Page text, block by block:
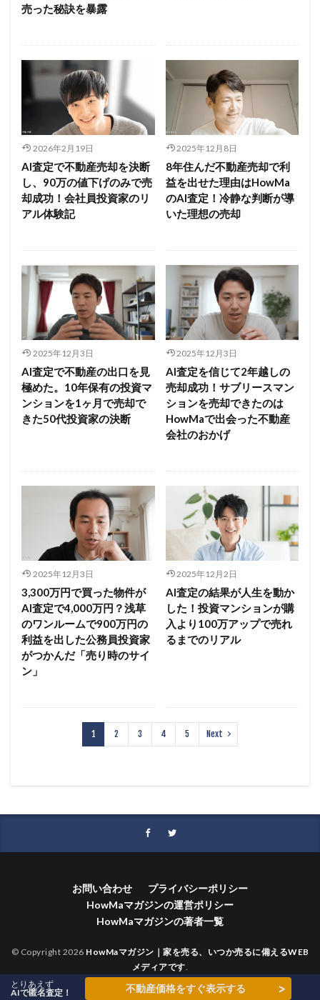
売った秘訣を暴露
2026年2月19日
AI査定で不動産売却を決断
し、90万の値下げのみで売
却成功！会社員投資家のリ
アル体験記
2025年12月8日
8年住んだ不動産売却で利
益を出せた理由はHowMa
のAI査定！冷静な判断が導
いた理想の売却
2025年12月3日
AI査定で不動産の出口を見
極めた。10年保有の投資マ
ンションを1ヶ月で売却で
きた50代投資家の決断
2025年12月3日
AI査定を信じて2年越しの
売却成功！サブリースマン
ションを売却できたのは
HowMaで出会った不動産
会社のおかげ
2025年12月3日
3,300万円で買った物件が
AI査定で4,000万円？浅草
のワンルームで900万円の
利益を出した公務員投資家
がつかんだ「売り時のサイ
ン」
2025年12月2日
AI査定の結果が人生を動か
した！投資マンションが購
入より100万アップで売れ
るまでのリアル
1 2 3 4 5 Next
お問い合わせ
プライバシーポリシー
HowMaマガジンの運営ポリシー
HowMaマガジンの著者一覧
© Copyright 2026 HowMaマガジン｜家を売る、いつか売るに備えるWEB
メディアです
とりあえず
AIで匿名査定！
不動産価格をすぐ表示する >